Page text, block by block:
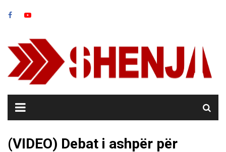
(VIDEO) Debat i ashpër për